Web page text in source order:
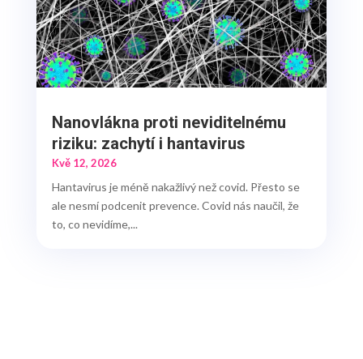
Nanovlákna proti neviditelnému
riziku: zachytí i hantavirus
Kvě 12, 2026
Hantavirus je méně nakažlivý než covid. Přesto se
ale nesmí podcenit prevence. Covid nás naučil, že
to, co nevidíme,...